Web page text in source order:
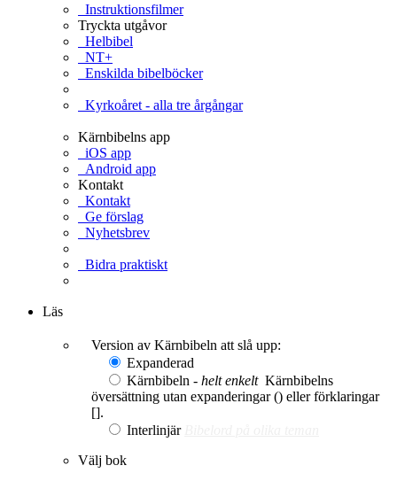
Instruktionsfilmer
Tryckta utgåvor
Helbibel
NT+
Enskilda bibelböcker
Kyrkoåret - alla tre årgångar
Kärnbibelns app
iOS app
Android app
Kontakt
Kontakt
Ge förslag
Nyhetsbrev
Bidra praktiskt
Läs
Version av Kärnbibeln att slå upp:
Expanderad
Kärnbibeln - helt enkelt Kärnbibelns
översättning utan expanderingar () eller förklaringar
[].
Interlinjär
Välj bok